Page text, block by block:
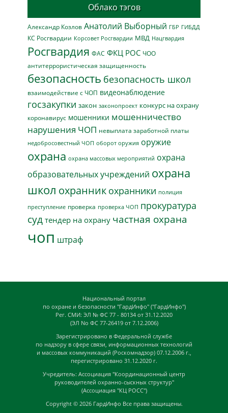
Облако тэгов
Александр Козлов Анатолий Выборный ГБР ГИБДД
КС Росгвардии Корсовет Росгвардии МВД Нацгвардия
Росгвардия ФАС ФКЦ РОС ЧОО
антитеррористическая защищенность
безопасность безопасность школ
взаимодействие с ЧОП видеонаблюдение
госзакупки закон законопроект конкурс на охрану
коронавирус мошенники мошенничество
нарушения ЧОП невыплата заработной платы
недобросовестный ЧОП оборот оружия оружие
охрана охрана массовых мероприятий охрана
образовательных учреждений охрана
школ охранник охранники полиция
преступление проверка проверка ЧОП прокуратура
суд тендер на охрану частная охрана
чоп штраф
Национальный портал
по охране и безопасности "ГардИнфо" ("ГардИнфо")
Рег. СМИ: ЭЛ № ФС 77 - 80134 от 31.12.2020
(ЭЛ No ФС 77-26419 от 7.12.2006)
Зарегистрировано в Федеральной службе
по надзору в сфере связи, информационных технологий
и массовых коммуникаций (Роскомнадзор) 07.12.2006 г.,
перегистрировано 31.12.2020 г.
Учредитель: Ассоциация "Координационный центр
руководителей охранно-сыскных структур"
(Ассоциация "КЦ РОСС")
Copyright © 2026 ГардИнфо Все права защищены.